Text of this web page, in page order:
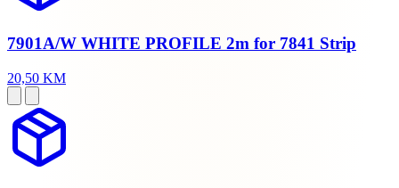
7901A/W WHITE PROFILE 2m for 7841 Strip
20,50 KM